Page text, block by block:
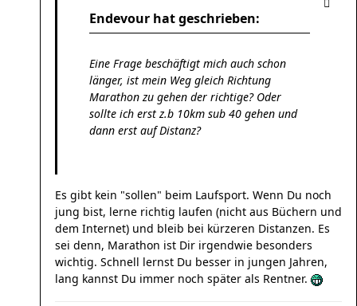
Endevour hat geschrieben:
Eine Frage beschäftigt mich auch schon
länger, ist mein Weg gleich Richtung
Marathon zu gehen der richtige? Oder
sollte ich erst z.b 10km sub 40 gehen und
dann erst auf Distanz?
Es gibt kein "sollen" beim Laufsport. Wenn Du noch
jung bist, lerne richtig laufen (nicht aus Büchern und
dem Internet) und bleib bei kürzeren Distanzen. Es
sei denn, Marathon ist Dir irgendwie besonders
wichtig. Schnell lernst Du besser in jungen Jahren,
lang kannst Du immer noch später als Rentner.